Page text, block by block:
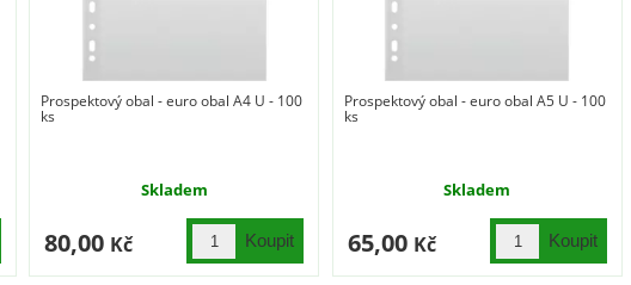
Prospektový obal - euro obal A4 U - 100
ks
Skladem
80,00 Kč
Prospektový obal - euro obal A5 U - 100
ks
Skladem
65,00 Kč